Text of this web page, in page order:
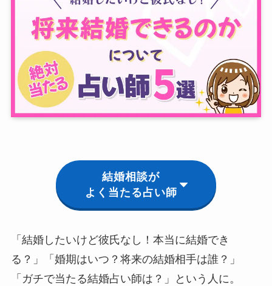
結婚相談が
よく当たる占い師
「結婚したいけど彼氏なし！本当に結婚でき
る？」「婚期はいつ？将来の結婚相手は誰？」
「ガチで当たる結婚占い師は？」という人に。